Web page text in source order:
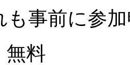
事前に参加
無料